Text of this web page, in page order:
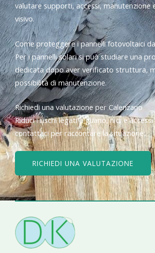
valutare supporti, accessi, manutenzione
visivo.
Come proteggere i pannelli fotovoltaici
Per i pannelli solari si può studiare una
dedicata dopo aver verificato struttura,
possibilità di manutenzione.
Richiedi una valutazione per Calenzano
Riduci i rischi legati a guano, nidi e
contattaci per raccontare la situazione.
RICHIEDI UNA VALUTAZIONE